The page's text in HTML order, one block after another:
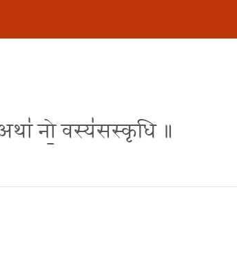
नो॒ वस्य॑सस्कृधि ॥